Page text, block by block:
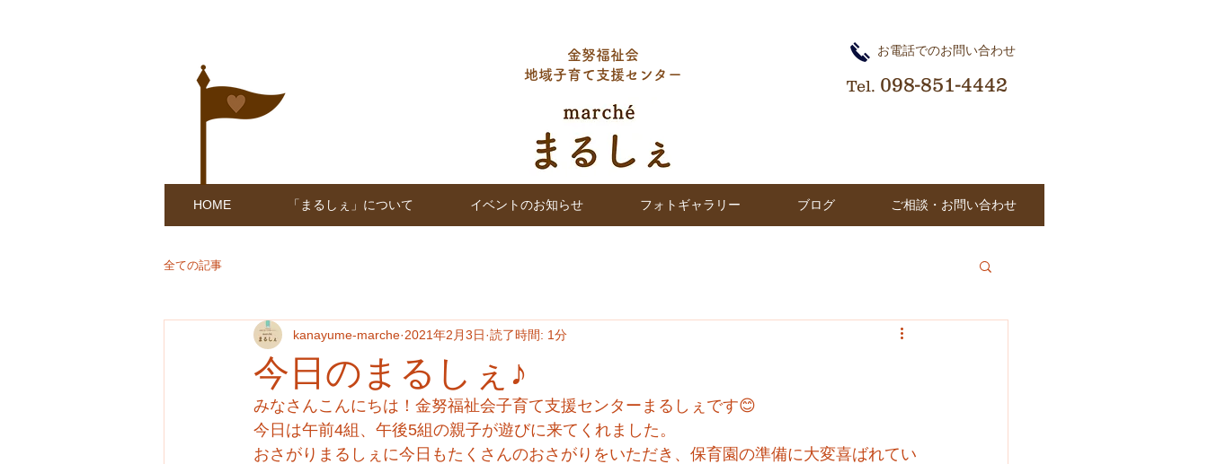
​お電話でのお問い合わせ
Tel. 098-851-4442
HOME 「まるしぇ」について イベントのお知らせ フォトギャラリー ブログ ご相談・お問い合わせ
金努福祉会
地域子育て支援センター
全ての記事
今日のまるしぇ♪
kanayume-marche 2021年2月3日 読了時間: 1分
みなさんこんにちは！金努福祉会子育て支援センターまるしぇです😊
今日は午前4組、午後5組の親子が遊びに来てくれました。
おさがりまるしぇに今日もたくさんのおさがりをいただき、保育園の準備に大変喜ばれてい